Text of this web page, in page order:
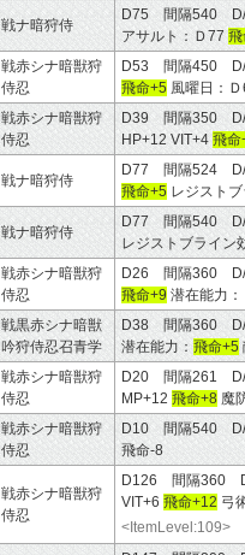
戦ナ暗狩侍
D75 間隔540
アサルト：Ｄ77
戦赤シナ暗獣狩
侍忍
D53 間隔450
飛命+5 風曜日：
戦赤シナ暗獣狩
侍忍
D39 間隔350
HP+12 VIT+4 飛命
戦ナ暗狩侍
D77 間隔524
飛命+5 レジスト
戦ナ暗狩侍
D77 間隔540
レジストブライン
戦赤シナ暗獣狩
侍忍
D26 間隔360
飛命+9 潜在能力
戦黒赤シナ暗獣
吟狩侍忍召青学
D38 間隔360
潜在能力： 飛命+5
戦赤シナ暗獣狩
侍忍
D20 間隔261
MP+12 飛命+8 魔
戦赤シナ暗獣狩
侍忍
D10 間隔540
飛命-8
戦赤シナ暗獣狩
侍忍
D126 間隔360
VIT+6 飛命+12 弓
<ItemLevel:109>